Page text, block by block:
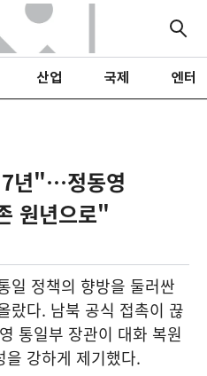
산업 국제 엔터
7년"…정동영
원년으로"
일 정책의 향방을 둘러싼
랐다. 남북 공식 접촉이 끊
통일부 장관이 대화 복원
강하게 제기했다.